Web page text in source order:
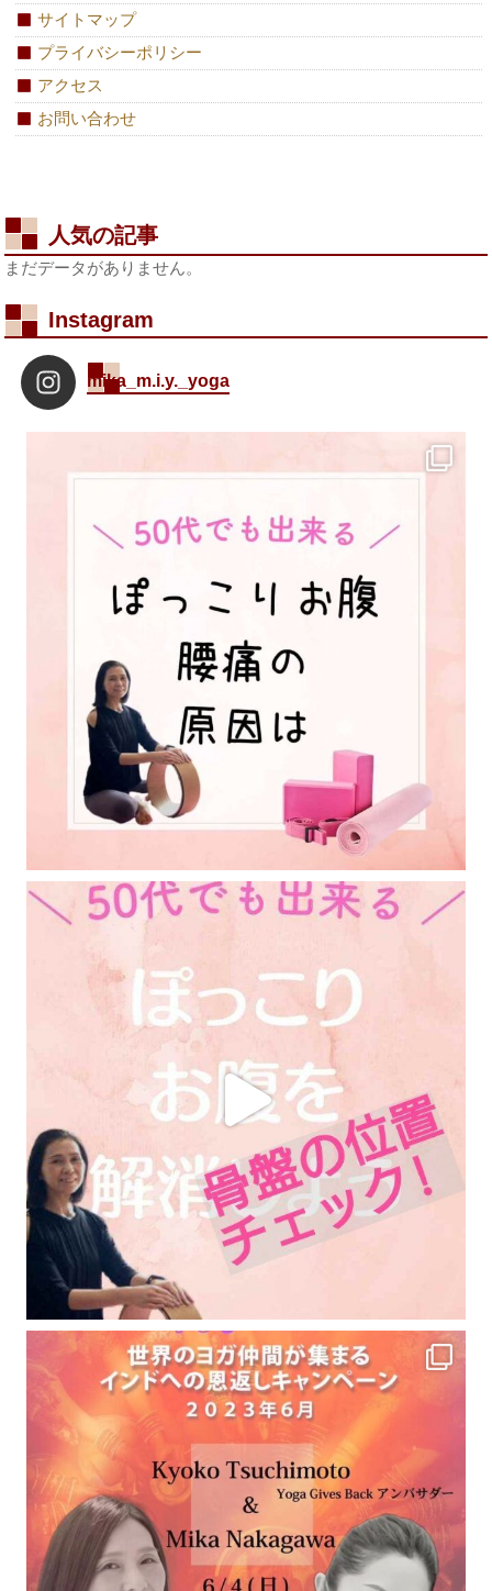
サイトマップ
プライバシーポリシー
アクセス
お問い合わせ
人気の記事
まだデータがありません。
Instagram
mika_m.i.y._yoga